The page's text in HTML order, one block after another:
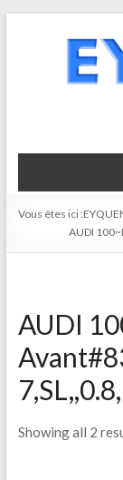
Vous êtes ici :
AUDI
AUDI
7,SL,,0.8,
Showing all 2